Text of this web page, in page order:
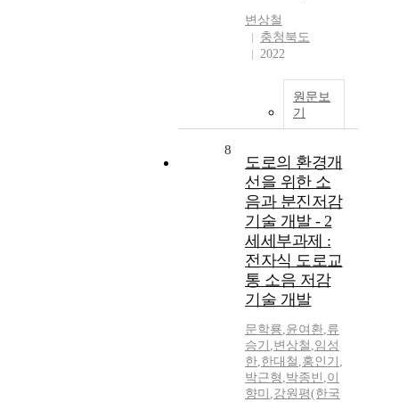
변상철
충청북도
2022
원문보
기
8
도로의 환경개
선을 위한 소
음과 분진저감
기술 개발 - 2
세세부과제 :
전자식 도로교
통 소음 저감
기술 개발
문학룡,윤여환,류
승기 ,변상철 ,임성
한,한대철 ,홍인기 ,
박근형 ,박종빈 ,이
향미 ,강원평(한국